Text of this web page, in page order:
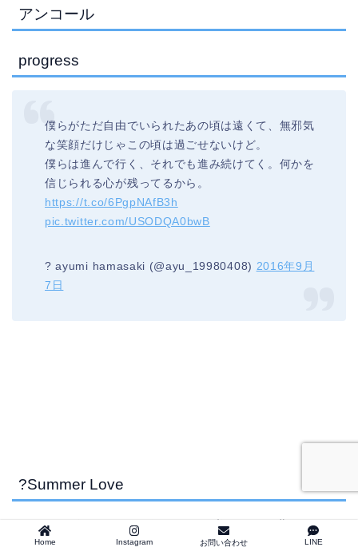
アンコール
progress
僕らがただ自由でいられたあの頃は遠くて、無邪気
な笑顔だけじゃこの頃は過ごせないけど。
僕らは進んで行く、それでも進み続けてく。何かを
信じられる心が残ってるから。
https://t.co/6PgpNAfB3h
pic.twitter.com/USODQA0bwB
? ayumi hamasaki (@ayu_19980408) 2016年9月
7日
?Summer Love
せっかく今年のツアーで振り付けを覚えたこの曲、アンコ
ールでみんなで歌って踊って盛り上がりたい。
Home Instagram お問い合わせ LINE